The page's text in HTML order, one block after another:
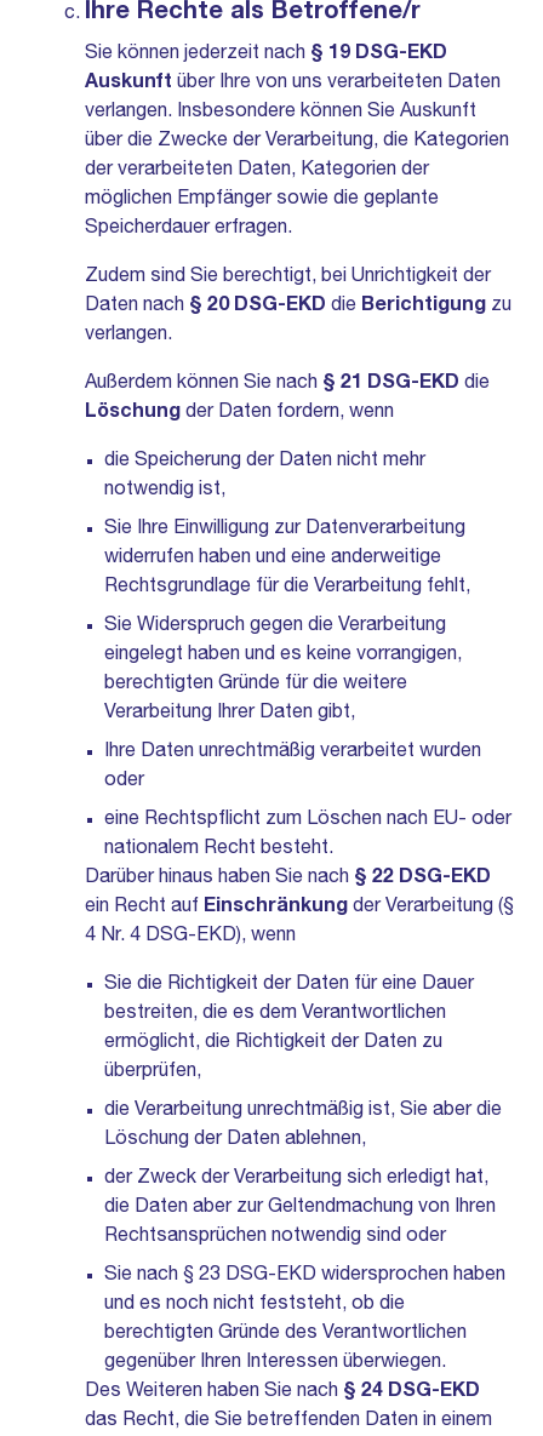
Ihre Rechte als Betroffene/r
Sie können jederzeit nach § 19 DSG-EKD
Auskunft über Ihre von uns verarbeiteten Daten
verlangen. Insbesondere können Sie Auskunft
über die Zwecke der Verarbeitung, die Kategorien
der verarbeiteten Daten, Kategorien der
möglichen Empfänger sowie die geplante
Speicherdauer erfragen.
Zudem sind Sie berechtigt, bei Unrichtigkeit der
Daten nach § 20 DSG-EKD die Berichtigung zu
verlangen.
Außerdem können Sie nach § 21 DSG-EKD die
Löschung der Daten fordern, wenn
die Speicherung der Daten nicht mehr
notwendig ist,
Sie Ihre Einwilligung zur Datenverarbeitung
widerrufen haben und eine anderweitige
Rechtsgrundlage für die Verarbeitung fehlt,
Sie Widerspruch gegen die Verarbeitung
eingelegt haben und es keine vorrangigen,
berechtigten Gründe für die weitere
Verarbeitung Ihrer Daten gibt,
Ihre Daten unrechtmäßig verarbeitet wurden
oder
eine Rechtspflicht zum Löschen nach EU- oder
nationalem Recht besteht.
Darüber hinaus haben Sie nach § 22 DSG-EKD
ein Recht auf Einschränkung der Verarbeitung (§
4 Nr. 4 DSG-EKD), wenn
Sie die Richtigkeit der Daten für eine Dauer
bestreiten, die es dem Verantwortlichen
ermöglicht, die Richtigkeit der Daten zu
überprüfen,
die Verarbeitung unrechtmäßig ist, Sie aber die
Löschung der Daten ablehnen,
der Zweck der Verarbeitung sich erledigt hat,
die Daten aber zur Geltendmachung von Ihren
Rechtsansprüchen notwendig sind oder
Sie nach § 23 DSG-EKD widersprochen haben
und es noch nicht feststeht, ob die
berechtigten Gründe des Verantwortlichen
gegenüber Ihren Interessen überwiegen.
Des Weiteren haben Sie nach § 24 DSG-EKD
das Recht, die Sie betreffenden Daten in einem